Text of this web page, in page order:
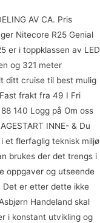
AV CA. Pris
Nitecore R25 Genial
er i toppklassen av LED
og 321 meter
ditt cruise til best mulig
frakt fra 49 I Fri
140 Logg på Om oss
INNE- & Du
et flerfaglig teknisk miljø
brukes der det trengs i
oppgaver og utseende
Det er etter dette ikke
Handeland skal
i konstant utvikling og